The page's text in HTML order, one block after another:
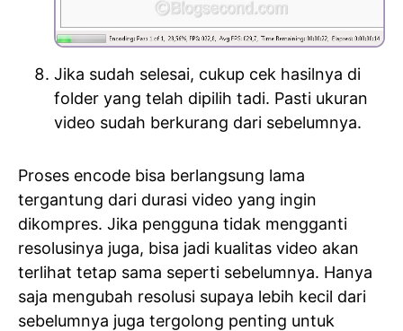
Jika sudah selesai, cukup cek hasilnya di
folder yang telah dipilih tadi. Pasti ukuran
video sudah berkurang dari sebelumnya.
Proses encode bisa berlangsung lama
tergantung dari durasi video yang ingin
dikompres. Jika pengguna tidak mengganti
resolusinya juga, bisa jadi kualitas video akan
terlihat tetap sama seperti sebelumnya. Hanya
saja mengubah resolusi supaya lebih kecil dari
sebelumnya juga tergolong penting untuk